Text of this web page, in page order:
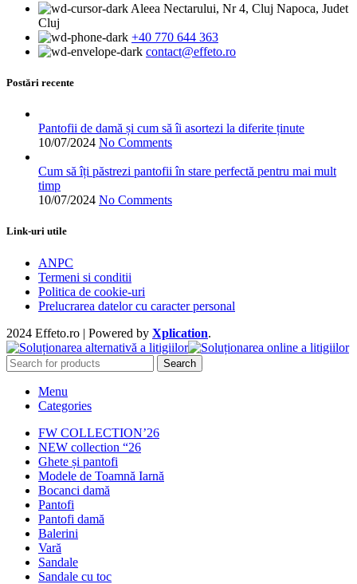
multe
Opțiunile
pot
produsului.
Aleea Nectarului, Nr 4, Cluj Napoca, Judet
Cluj
+40 770 644 363
contact@effeto.ro
Postări recente
Pantofii de damă și cum să îi asortezi la diferite ținute
10/07/2024 No Comments
Cum să îți păstrezi pantofii în stare perfectă pentru mai mult
timp
10/07/2024 No Comments
Link-uri utile
ANPC
Termeni si conditii
Politica de cookie-uri
Prelucrarea datelor cu caracter personal
2024 Effeto.ro | Powered by Xplication.
Search
Menu
Categories
FW COLLECTION’26
NEW collection “26
Ghete și pantofi
Modele de Toamnă Iarnă
Bocanci damă
Pantofi
Pantofi damă
Balerini
Vară
Sandale
Sandale cu toc